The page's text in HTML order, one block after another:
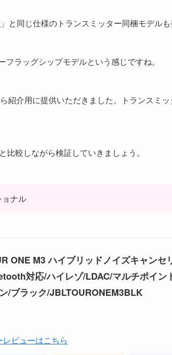
」と同じ仕様のトランスミッター同梱モデルも
ラッグシップモデルという感じですね。
紹介用に提供いただきました。トランスミ
と比較しながら検証していきましょう。
ナル
ONE M3 ハイブリッドノイズキャン
対応/ハイレゾ/LDAC/マルチポイン
/ブラック/JBLTOURONEM3BLK
ビューはこちら